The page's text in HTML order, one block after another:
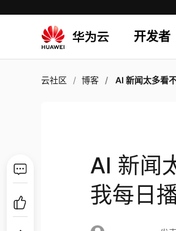
开发者
云社区 博客 AI 新闻太多看不过来？让
AI 新闻
我每日